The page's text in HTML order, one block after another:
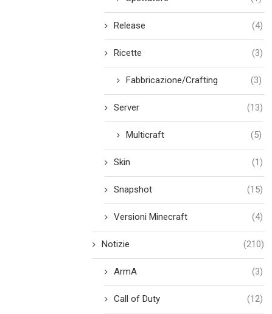
Release (4)
Ricette (3)
Fabbricazione/Crafting (3)
Server (13)
Multicraft (5)
Skin (1)
Snapshot (15)
Versioni Minecraft (4)
Notizie (210)
ArmA (3)
Call of Duty (12)